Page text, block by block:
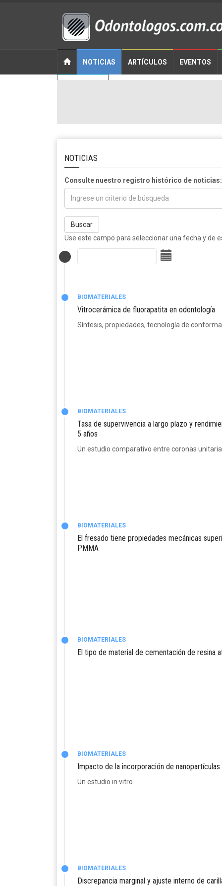
NOTICIAS ARTÍCULOS EVENTOS
NOTICIAS
Consulte nuestro registro histórico de noticias:
Buscar
Use este campo para seleccionar una fecha y de
BIOMATERIALES
Vitrocerámica de fluorapatita en odontología
Síntesis, propiedades, tecnología de
BIOMATERIALES
Tasa de supervivencia a largo plazo y
5 años
Un estudio comparativo entre coronas
BIOMATERIALES
El fresado tiene propiedades mecánicas
PMMA
BIOMATERIALES
El tipo de material de cementación de resina
BIOMATERIALES
Impacto de la incorporación de
Un estudio in vitro
BIOMATERIALES
Discrepancia marginal y ajuste interno de